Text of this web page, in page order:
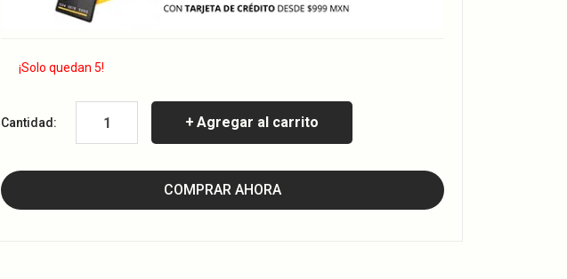
¡Solo quedan 5!
Cantidad: Agregar al carrito
COMPRAR AHORA